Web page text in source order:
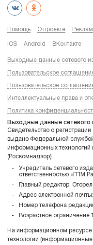
Помощь О проекте
iOS Android ВКонтакте
Выходные данные сетевого
Пользовательское
Пользовательское
Интеллектуальные права и
Политика
Выходные данные сетевого
Свидетельство о
выдано Федеральной
информационных
(Роскомнадзор).
Учредитель сетевого
ответственностью «ГПМ
Главный редактор:
Адрес электронной почты:
Номер телефона
Возрастное ограничение
На информационном ресурсе
технологии (информационные